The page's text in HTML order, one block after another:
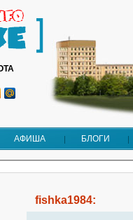
АФИША БЛОГИ
fishka1984: